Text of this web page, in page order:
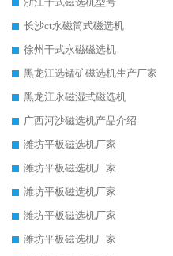
长沙ct永磁筒式磁选机
徐州干式永磁磁选机
黑龙江选锰矿磁选机生产厂家
黑龙江永磁湿式磁选机
广西河沙磁选机产品介绍
潍坊平板磁选机厂家
潍坊平板磁选机厂家
潍坊平板磁选机厂家
潍坊平板磁选机厂家
潍坊平板磁选机厂家